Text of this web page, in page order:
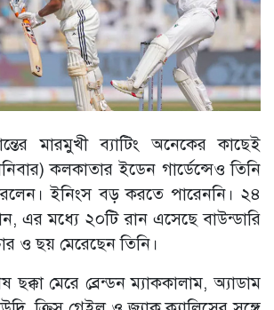
মারমুখী ব্যাটিং অনেকের কাছেই
কলকাতার ইডেন গার্ডেন্সেও তিনি
ইনিংস বড় করতে পারেননি। ২৪
এর মধ্যে ২০টি রান এসেছে বাউন্ডারি
ও ছয় মেরেছেন তিনি।
মেরে ব্রেন্ডন ম্যাককালাম, অ্যাডাম